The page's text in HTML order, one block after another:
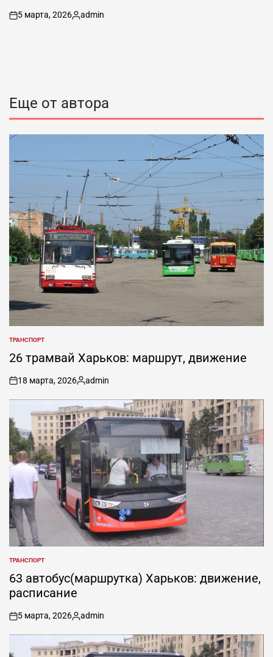
on
5 марта, 2026
Запись
admin
Еще от автора
ОПУБЛИКОВАНО
В
ТРАНСПОРТ
26 трамвай Харьков: маршрут, движение
on
18 марта, 2026
Запись
от
admin
ОПУБЛИКОВАНО
В
ТРАНСПОРТ
63 автобус(маршрутка) Харьков: движение,
расписание
on
5 марта, 2026
Запись
от
admin